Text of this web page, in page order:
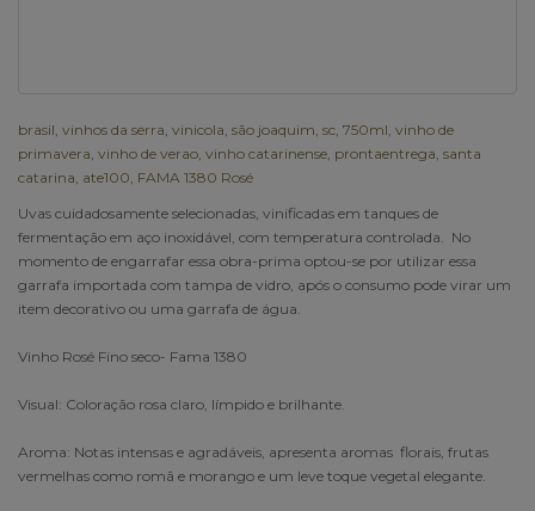
brasil vinhos da serra vinicola são joaquim sc 750ml vinho de
primavera vinho de verao vinho catarinense prontaentrega santa
catarina ate100 FAMA 1380 Rosé
Uvas cuidadosamente selecionadas, vinificadas em tanques de
fermentação em aço inoxidável, com temperatura controlada. No
momento de engarrafar essa obra-prima optou-se por utilizar essa
garrafa importada com tampa de vidro, após o consumo pode virar um
item decorativo ou uma garrafa de água.
Vinho Rosé Fino seco- Fama 1380
Visual: Coloração rosa claro, límpido e brilhante.
Aroma: Notas intensas e agradáveis, apresenta aromas florais, frutas
vermelhas como romã e morango e um leve toque vegetal elegante.